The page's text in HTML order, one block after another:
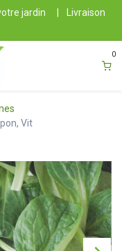
jardin
Livraison
0
Vit